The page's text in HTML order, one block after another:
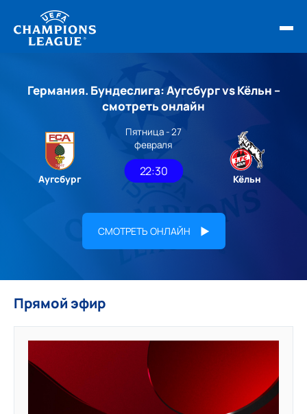
ОБЗОРЫ ЛЧ УЕФА
НОВОСТИ
РАСПИСАНИЕ
Германия. Бундеслига: Аугсбург vs Кёльн –
смотреть онлайн
Аугсбург
Пятница - 27
февраля
22:30
Кёльн
СМОТРЕТЬ ОНЛАЙН
Прямой эфир